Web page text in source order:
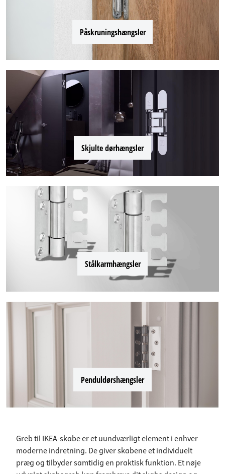
Påskruningshængsler
Skjulte dørhængsler
Stålkarmhængsler
Penduldørshængsler
Greb til IKEA-skabe er et uundværligt element i enhver
moderne indretning. De giver skabene et individuelt
præg og tilbyder samtidig en praktisk funktion. Et nøje